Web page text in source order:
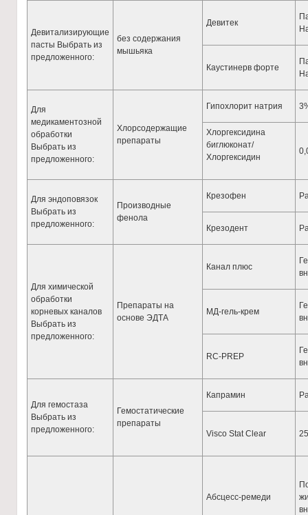
Девитализирующие
пасты Выбрать из
предложенного:
без содержания
мышьяка
Девитек
Каустинерв форте
Для
медикаментозной
обработки
Выбрать из
предложенного:
Хлорсодержащие
препараты
Гипохлорит натрия
Хлоргексидина
биглюконат/
Хлоргексидин
Для эндоповязок
Выбрать из
предложенного:
Производные
фенола
Крезофен
Крезодент
Для химической
обработки
корневых каналов
Выбрать из
предложенного:
Препараты на
основе ЭДТА
Канал плюс
МД-гель-крем
RC-PREP
Для гемостаза
Выбрать из
предложенного:
Гемостатические
препараты
Капрамин
Visco Stat Clear
Абсцесс-ремеди